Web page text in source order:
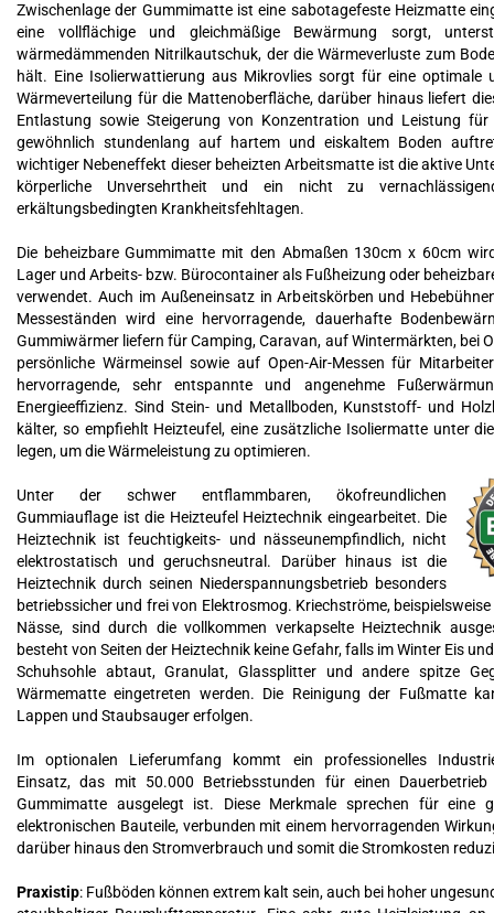
Zwischenlage der Gummimatte ist eine sabotagefeste Heizmatte
eine vollflächige und gleichmäßige Bewärmung sorgt,
wärmedämmenden Nitrilkautschuk, der die Wärmeverluste zum
hält. Eine Isolierwattierung aus Mikrovlies sorgt für eine optimale
Wärmeverteilung für die Mattenoberfläche, darüber hinaus liefert
Entlastung sowie Steigerung von Konzentration und Leistung für
gewöhnlich stundenlang auf hartem und eiskaltem Boden
wichtiger Nebeneffekt dieser beheizten Arbeitsmatte ist die aktive
körperliche Unversehrtheit und ein nicht zu
erkältungsbedingten Krankheitsfehltagen.
Die beheizbare Gummimatte mit den Abmaßen 130cm x 60cm
Lager und Arbeits- bzw. Bürocontainer als Fußheizung oder
verwendet. Auch im Außeneinsatz in Arbeitskörben und
Messeständen wird eine hervorragende, dauerhafte
Gummiwärmer liefern für Camping, Caravan, auf Wintermärkten, bei
persönliche Wärmeinsel sowie auf Open-Air-Messen für
hervorragende, sehr entspannte und angenehme
Energieeffizienz. Sind Stein- und Metallboden, Kunststoff- und
kälter, so empfiehlt Heizteufel, eine zusätzliche Isoliermatte unter
legen, um die Wärmeleistung zu optimieren.
Unter der schwer entflammbaren, ökofreundlichen
Gummiauflage ist die Heizteufel Heiztechnik eingearbeitet. Die
Heiztechnik ist feuchtigkeits- und nässeunempfindlich, nicht
elektrostatisch und geruchsneutral. Darüber hinaus ist die
Heiztechnik durch seinen Niederspannungsbetrieb besonders
betriebssicher und frei von Elektrosmog. Kriechströme,
Nässe, sind durch die vollkommen verkapselte Heiztechnik
besteht von Seiten der Heiztechnik keine Gefahr, falls im Winter Eis
Schuhsohle abtaut, Granulat, Glassplitter und andere spitze
Wärmematte eingetreten werden. Die Reinigung der Fußmatte
Lappen und Staubsauger erfolgen.
Im optionalen Lieferumfang kommt ein professionelles
Einsatz, das mit 50.000 Betriebsstunden für einen Dauerbetrieb
Gummimatte ausgelegt ist. Diese Merkmale sprechen für eine
elektronischen Bauteile, verbunden mit einem hervorragenden
darüber hinaus den Stromverbrauch und somit die Stromkosten
Praxistip: Fußböden können extrem kalt sein, auch bei hoher